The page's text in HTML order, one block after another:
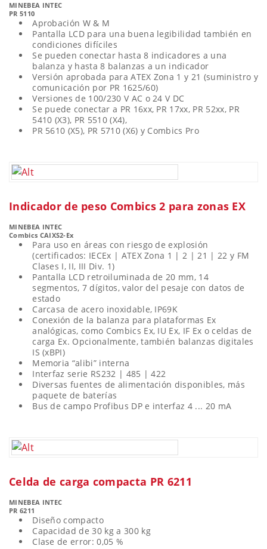
MINEBEA INTEC
PR 5110
Aprobación W & M
Pantalla LCD para una buena legibilidad también en
condiciones difíciles
Se pueden conectar hasta 8 indicadores a una
balanza y hasta 8 balanzas a un indicador
Versión aprobada para ATEX Zona 1 y 21 (suministro y
comunicación por PR 1625/60)
Versiones de 100/230 V AC o 24 V DC
Se puede conectar a PR 16xx, PR 17xx, PR 52xx, PR
5410 (X3), PR 5510 (X4),
PR 5610 (X5), PR 5710 (X6) y Combics Pro
Indicador de peso Combics 2 para zonas EX
MINEBEA INTEC
Combics CAIXS2-Ex
Para uso en áreas con riesgo de explosión
(certificados: IECEx | ATEX Zona 1 | 2 | 21 | 22 y FM
Clases I, II, III Div. 1)
Pantalla LCD retroiluminada de 20 mm, 14
segmentos, 7 dígitos, valor del pesaje con datos de
estado
Carcasa de acero inoxidable, IP69K
Conexión de la balanza para plataformas Ex
analógicas, como Combics Ex, IU Ex, IF Ex o celdas de
carga Ex. Opcionalmente, también balanzas digitales
IS (xBPI)
Memoria “alibi” interna
Interfaz serie RS232 | 485 | 422
Diversas fuentes de alimentación disponibles, más
paquete de baterías
Bus de campo Profibus DP e interfaz 4 ... 20 mA
Celda de carga compacta PR 6211
MINEBEA INTEC
PR 6211
Diseño compacto
Capacidad de 30 kg a 300 kg
Clase de error: 0,05 %